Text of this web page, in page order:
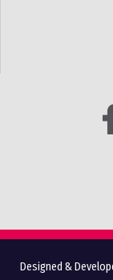
Designed &